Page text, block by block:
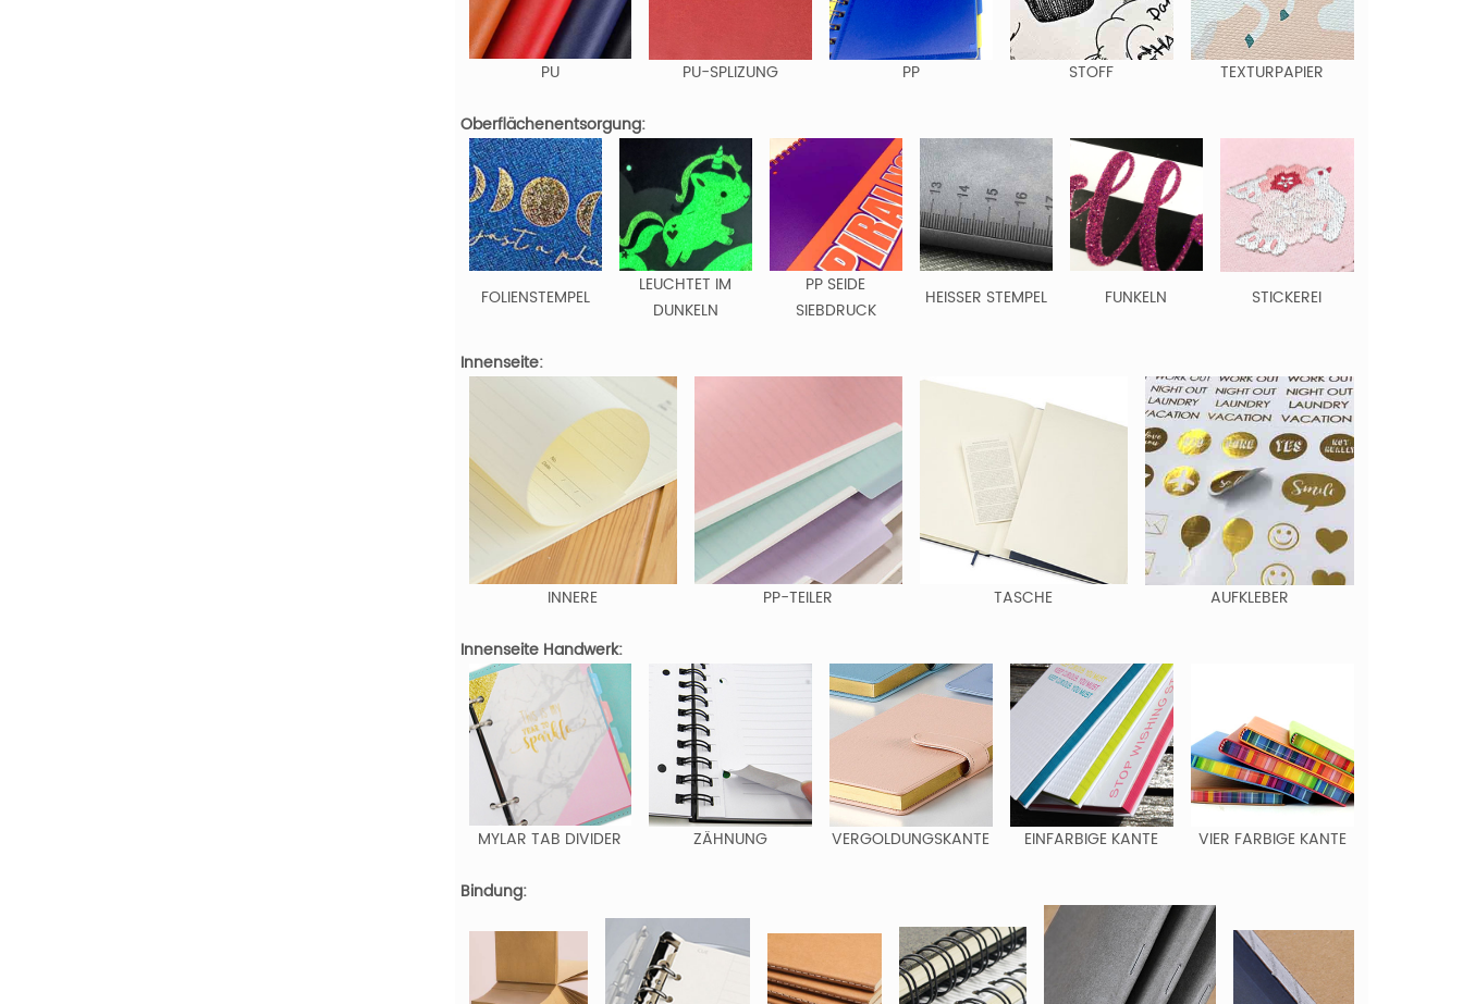
PU PU-SPLIZUNG PP STOFF TEXTURPAPIER
Oberflächenentsorgung:
FOLIENSTEMPEL
LEUCHTET IM
DUNKELN
PP SEIDE
SIEBDRUCK
HEISSER STEMPEL FUNKELN STICKEREI
Innenseite:
INNERE PP-TEILER TASCHE AUFKLEBER
Innenseite Handwerk:
MYLAR TAB DIVIDER ZÄHNUNG VERGOLDUNGSKANTE EINFARBIGE KANTE VIER FARBIGE KANTE
Bindung: